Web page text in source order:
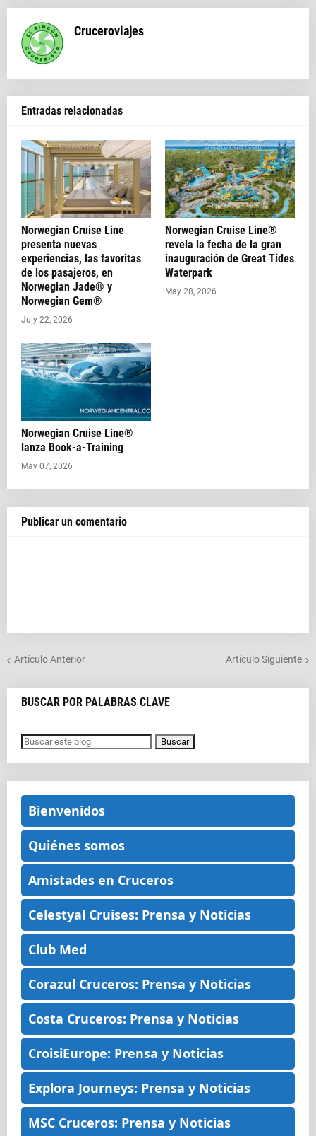
Cruceroviajes
Entradas relacionadas
Norwegian Cruise Line
presenta nuevas
experiencias, las favoritas
de los pasajeros, en
Norwegian Jade® y
Norwegian Gem®
July 22, 2026
Norwegian Cruise Line®
revela la fecha de la gran
inauguración de Great Tides
Waterpark
May 28, 2026
Norwegian Cruise Line®
lanza Book-a-Training
May 07, 2026
Publicar un comentario
Artículo Anterior Artículo Siguiente
BUSCAR POR PALABRAS CLAVE
Bienvenidos
Quiénes somos
Amistades en Cruceros
Celestyal Cruises: Prensa y Noticias
Club Med
Corazul Cruceros: Prensa y Noticias
Costa Cruceros: Prensa y Noticias
CroisiEurope: Prensa y Noticias
Explora Journeys: Prensa y Noticias
MSC Cruceros: Prensa y Noticias